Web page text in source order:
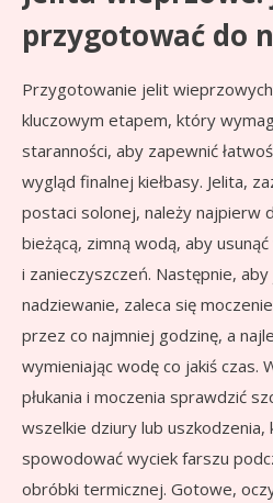
przygotować do
Przygotowanie jelit
kluczowym etapem, który
staranności, aby zapewnić
wygląd finalnej kiełbasy. Jelita,
postaci solonej, należy najpierw
bieżącą, zimną wodą, aby
i zanieczyszczeń. Następnie, aby
nadziewanie, zaleca się
przez co najmniej godzinę, a
wymieniając wodę co jakiś czas.
płukania i moczenia sprawdzić
wszelkie dziury lub uszkodzenia,
spowodować wyciek farszu
obróbki termicznej. Gotowe,